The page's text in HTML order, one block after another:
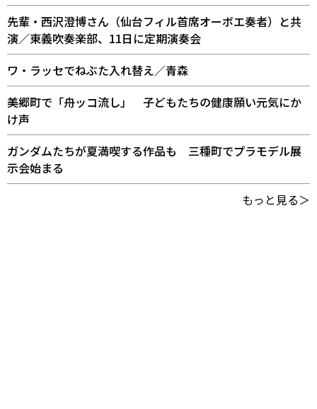
先輩・西沢澄博さん（仙台フィル首席オーボエ奏者）と共
演／東義吹奏楽部、11日に定期演奏会
ワ・ラッセでねぶた入れ替え／青森
美郷町で「舟ッコ流し」 子どもたちの健康願い元気にか
け声
ガンダムたちが夏満喫する作品も 三種町でプラモデル展
示会始まる
もっと見る＞